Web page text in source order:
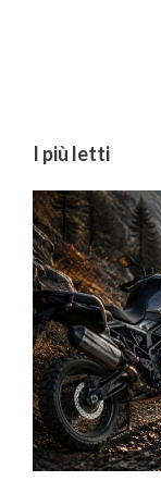
I più letti